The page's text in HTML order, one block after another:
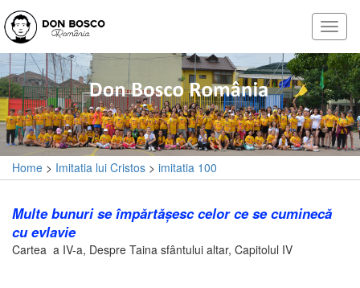
Home > Imitatia lui Cristos > imitatia 100
Multe bunuri se împărtăşesc celor ce se cuminecă
cu evlavie
Cartea a IV-a, Despre Taina sfântului altar, Capitolul IV